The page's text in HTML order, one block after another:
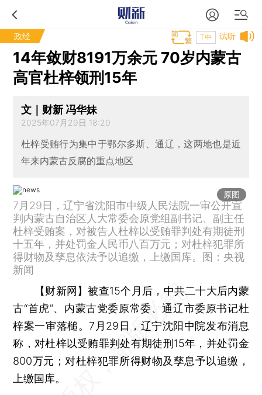
政经 试听
T中
14年敛财8191万余元 70岁内蒙古
高官杜梓领刑15年
文｜财新 冯华妹
2025年07月29日 18:20
杜梓受贿行为集中于鄂尔多斯、通辽，这两地也是近
年来内蒙古反腐的重点地区
原图
7月29日，辽宁省沈阳市中级人民法院一审公开宣
判内蒙古自治区人大常委会原党组副书记、副主任
杜梓受贿案，对被告人杜梓以受贿罪判处有期徒刑
十五年，并处罚金人民币八百万元；对杜梓犯罪所
得财物及孳息依法予以追缴，上缴国库。图：央视
新闻
【财新网】被查15个月后，中共二十大后内蒙
古“首虎”、内蒙古党委原常委、通辽市委原书记杜
梓案一审落槌。7月29日，辽宁沈阳中院发布消息
称，对杜梓以受贿罪判处有期徒刑15年，并处罚金
800万元；对杜梓犯罪所得财物及孳息予以追缴，
上缴国库。